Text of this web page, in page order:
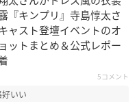
『キンプリ』寺島惇太さ
ャスト登壇イベントのオ
ットまとめ＆公式レポー
5コメント
いい